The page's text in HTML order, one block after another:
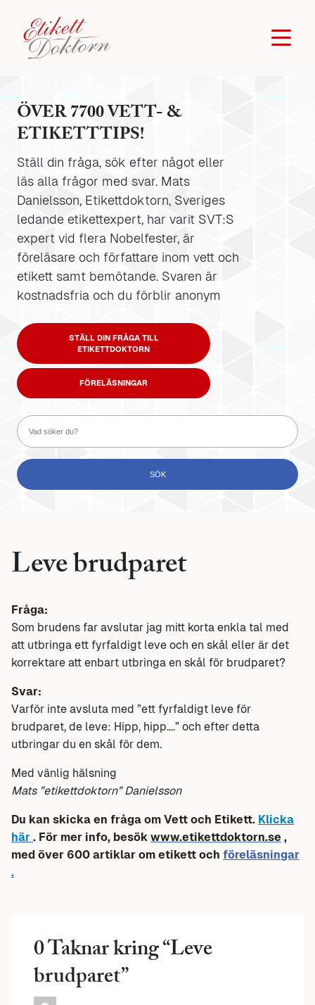
ÖVER 7700 VETT- &
ETIKETTTIPS!
Ställ din fråga, sök efter något eller
läs alla frågor med svar. Mats
Danielsson, Etikettdoktorn, Sveriges
ledande etikettexpert, har varit SVT:S
expert vid flera Nobelfester, är
föreläsare och författare inom vett och
etikett samt bemötande. Svaren är
kostnadsfria och du förblir anonym
STÄLL DIN FRÅGA TILL
ETIKETTDOKTORN
FÖRELÄSNINGAR
Leve brudparet
Fråga:
Som brudens far avslutar jag mitt korta enkla tal med
att utbringa ett fyrfaldigt leve och en skål eller är det
korrektare att enbart utbringa en skål för brudparet?
Svar:
Varför inte avsluta med ”ett fyrfaldigt leve för
brudparet, de leve: Hipp, hipp….” och efter detta
utbringar du en skål för dem.
Med vänlig hälsning
Mats ”etikettdoktorn” Danielsson
Du kan skicka en fråga om Vett och Etikett. Klicka
här . För mer info, besök www.etikettdoktorn.se ,
med över 600 artiklar om etikett och föreläsningar
.
0 Taknar kring “Leve
brudparet”